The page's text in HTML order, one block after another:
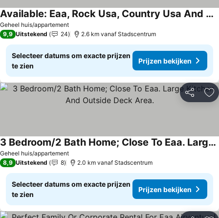
Geheel huis/appartement
Available: Eaa, Rock Usa, Country Usa And Uw Oshkosh
9,9 Uitstekend 24 2.6 km vanaf Stadscentrum
Selecteer datums om exacte prijzen
te zien
Prijzen bekijken
Delen
Geheel huis/appartement
3 Bedroom/2 Bath Home; Close To Eaa. Large Kitchen And Outside Deck Area.
8,9 Uitstekend 8 2.0 km vanaf Stadscentrum
Selecteer datums om exacte prijzen
te zien
Prijzen bekijken